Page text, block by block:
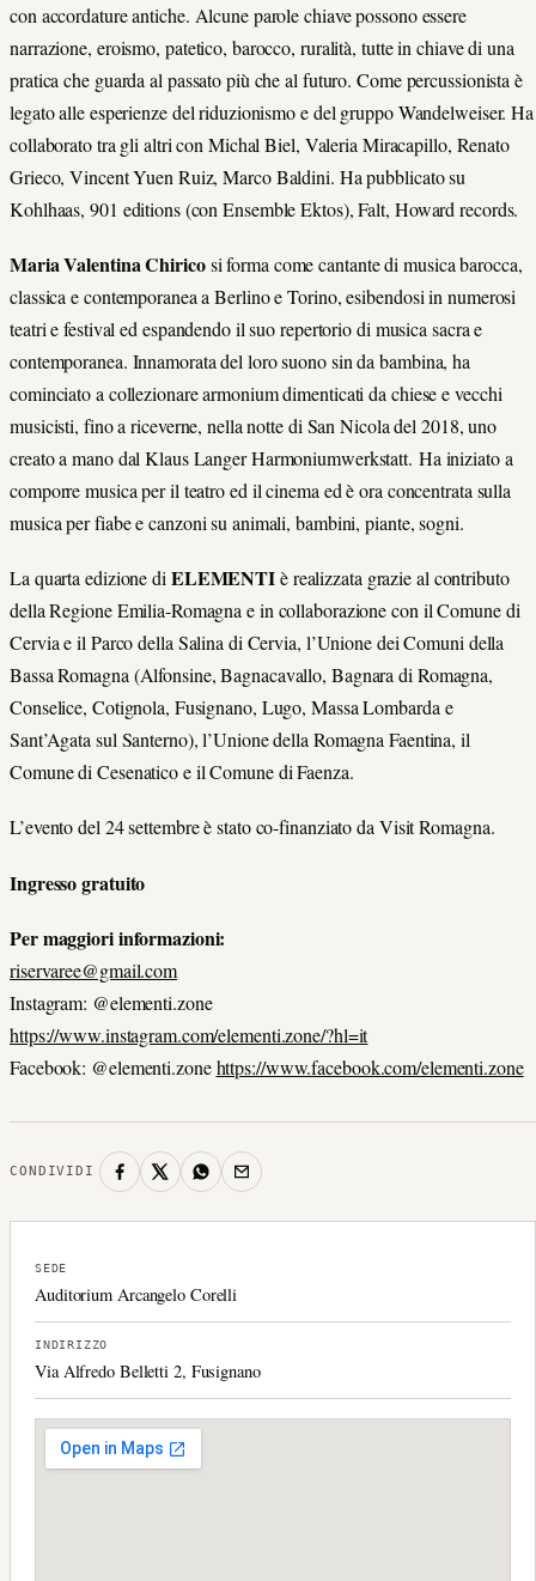
con accordature antiche. Alcune parole chiave possono essere
narrazione, eroismo, patetico, barocco, ruralità, tutte in chiave di una
pratica che guarda al passato più che al futuro. Come percussionista è
legato alle esperienze del riduzionismo e del gruppo Wandelweiser. Ha
collaborato tra gli altri con Michal Biel, Valeria Miracapillo, Renato
Grieco, Vincent Yuen Ruiz, Marco Baldini. Ha pubblicato su
Kohlhaas, 901 editions (con Ensemble Ektos), Falt, Howard records.
Maria Valentina Chiricosi forma come cantante di musica barocca,
classica e contemporanea a Berlino e Torino, esibendosi in numerosi
teatri e festival ed espandendo il suo repertorio di musica sacra e
contemporanea. Innamorata del loro suono sin da bambina, ha
cominciato a collezionare armonium dimenticati da chiese e vecchi
musicisti, fino a riceverne, nella notte di San Nicola del 2018, uno
creato a mano dal Klaus Langer Harmoniumwerkstatt. Ha iniziato a
comporre musica per il teatro ed il cinema ed è ora concentrata sulla
musica per fiabe e canzoni su animali, bambini, piante, sogni.
La quarta edizione diELEMENTIè realizzata grazie al contributo
della Regione Emilia-Romagna e in collaborazione con il Comune di
Cervia e il Parco della Salina di Cervia, l’Unione dei Comuni della
Bassa Romagna (Alfonsine, Bagnacavallo, Bagnara di Romagna,
Conselice, Cotignola, Fusignano, Lugo, Massa Lombarda e
Sant’Agata sul Santerno), l’Unione della Romagna Faentina, il
Comune di Cesenatico e il Comune di Faenza.
L’evento del 24 settembre è stato co-finanziato da Visit Romagna.
Ingresso gratuito
Per maggiori informazioni:
riservaree@gmail.com
Instagram: @elementi.zone
https://www.instagram.com/elementi.zone/?hl=it
Facebook: @elementi.zonehttps://www.facebook.com/elementi.zone
CONDIVIDI
SEDE
Auditorium Arcangelo Corelli
INDIRIZZO
Via Alfredo Belletti 2, Fusignano